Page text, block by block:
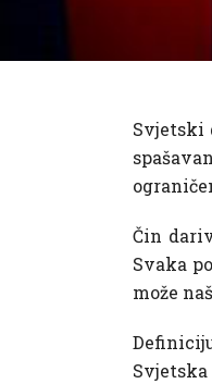
Svjetski
Čin
Svaka
može